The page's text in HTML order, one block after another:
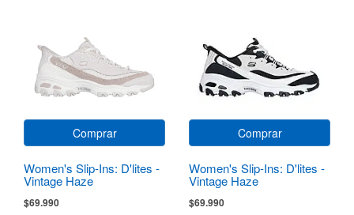
Comprar
Women's Slip-Ins: D'lites -
Vintage Haze
$69.990
Comprar
Women's Slip-Ins: D'lites -
Vintage Haze
$69.990